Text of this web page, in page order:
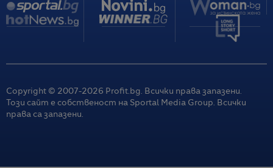
Copyright © 2007-2026 Profit.bg. Всички права запазени.
Този сайт е собственост на Sportal Media Group. Всички
права са запазени.